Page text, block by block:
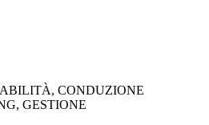
CONDUZIONE
GESTIONE